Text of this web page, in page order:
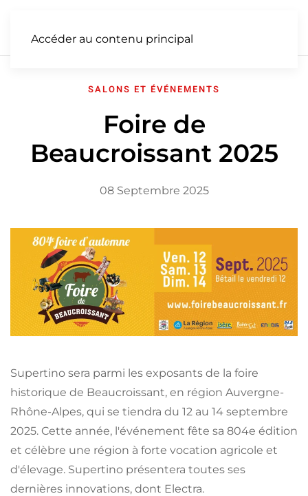
Accéder au contenu principal
SALONS ET ÉVÉNEMENTS
Foire de
Beaucroissant 2025
08 Septembre 2025
Supertino sera parmi les exposants de la foire
historique de Beaucroissant, en région Auvergne-
Rhône-Alpes, qui se tiendra du 12 au 14 septembre
2025. Cette année, l'événement fête sa 804e édition
et célèbre une région à forte vocation agricole et
d'élevage. Supertino présentera toutes ses
dernières innovations, dont Electra.